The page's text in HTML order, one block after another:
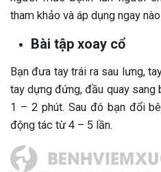
tham khảo và áp dụng ngay
Bài tập xoay cổ
Bạn đưa tay trái ra sau lưng,
tay dựng đứng, đầu quay
1 – 2 phút. Sau đó bạn đổi
động tác từ 4 – 5 lần.